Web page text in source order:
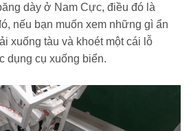
dày ở Nam Cực, điều đó là
nếu bạn muốn xem những gì ẩn
xuống tàu và khoét một cái lỗ
dụng cụ xuống biển.